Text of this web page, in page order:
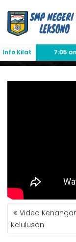
Skip
Info Kilat 7:05 am
NEGERI 1
2026/
NAVIGASI
POSVideo
Kelulusan